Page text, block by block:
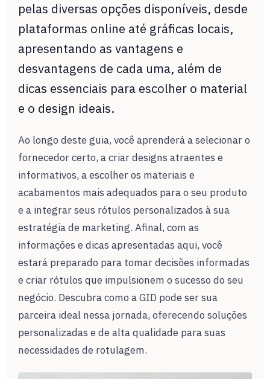
pelas diversas opções disponíveis, desde
plataformas online até gráficas locais,
apresentando as vantagens e
desvantagens de cada uma, além de
dicas essenciais para escolher o material
e o design ideais.
Ao longo deste guia, você aprenderá a selecionar o
fornecedor certo, a criar designs atraentes e
informativos, a escolher os materiais e
acabamentos mais adequados para o seu produto
e a integrar seus rótulos personalizados à sua
estratégia de marketing. Afinal, com as
informações e dicas apresentadas aqui, você
estará preparado para tomar decisões informadas
e criar rótulos que impulsionem o sucesso do seu
negócio. Descubra como a GID pode ser sua
parceira ideal nessa jornada, oferecendo soluções
personalizadas e de alta qualidade para suas
necessidades de rotulagem.